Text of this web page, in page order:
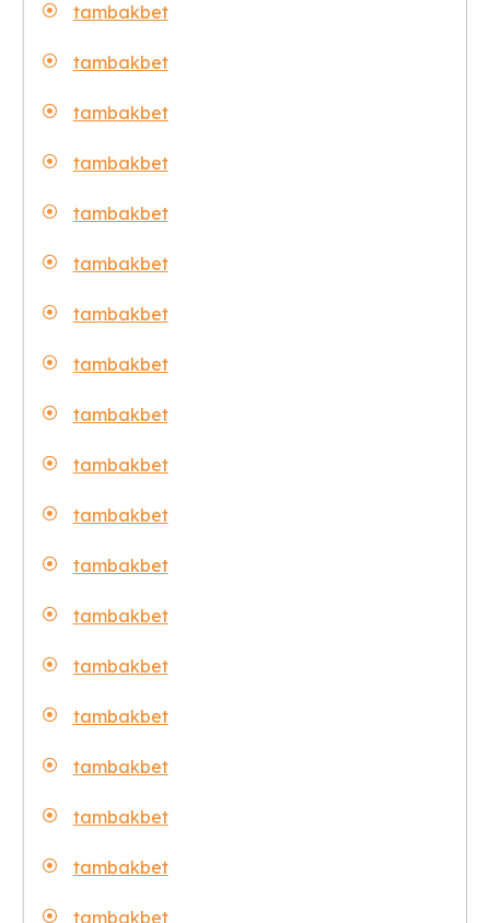
tambakbet
tambakbet
tambakbet
tambakbet
tambakbet
tambakbet
tambakbet
tambakbet
tambakbet
tambakbet
tambakbet
tambakbet
tambakbet
tambakbet
tambakbet
tambakbet
tambakbet
tambakbet
tambakbet